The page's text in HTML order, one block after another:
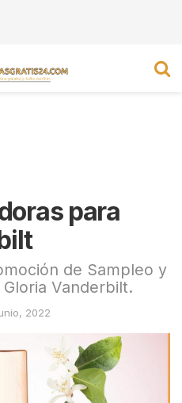
para
de Sampleo y
Vanderbilt.
2022